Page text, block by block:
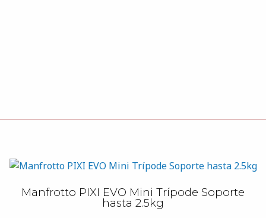
Manfrotto PIXI EVO Mini Trípode Soporte
hasta 2.5kg